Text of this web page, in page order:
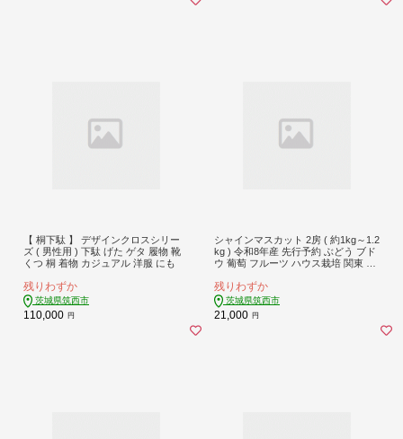
【 桐下駄 】 デザインクロスシリー
ズ ( 男性用 ) 下駄 げた ゲタ 履物 靴
くつ 桐 着物 カジュアル 洋服 にも
残りわずか
茨城県筑西市
110,000 円
シャインマスカット 2房 ( 約1kg～1.2
kg ) 令和8年産 先行予約 ぶどう ブド
ウ 葡萄 フルーツ ハウス栽培 関東 茨
残りわずか
茨城県筑西市
21,000 円